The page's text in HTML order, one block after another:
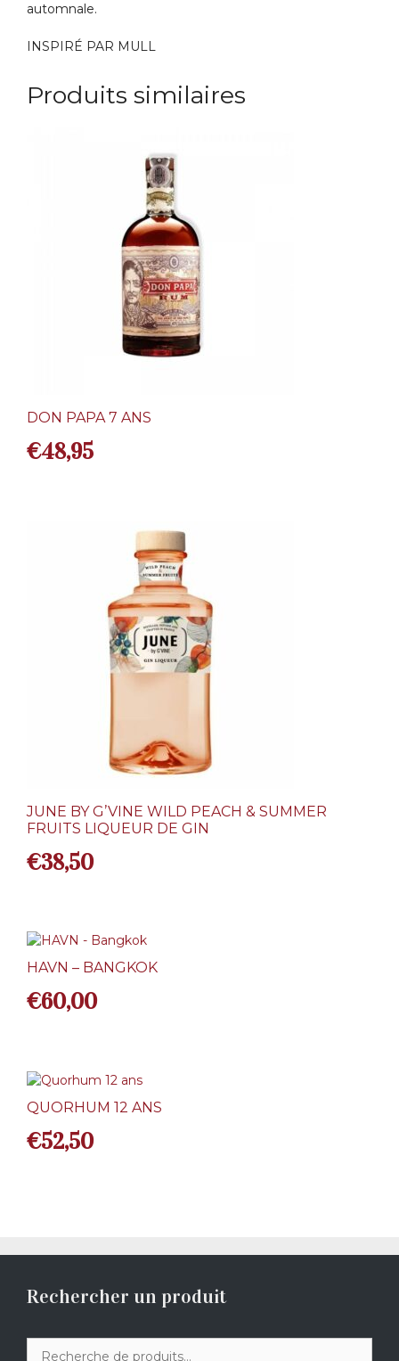
automnale.
INSPIRÉ PAR MULL
Produits similaires
DON PAPA 7 ANS
€48,95
JUNE BY G’VINE WILD PEACH & SUMMER
FRUITS LIQUEUR DE GIN
€38,50
HAVN – BANGKOK
€60,00
QUORHUM 12 ANS
€52,50
Rechercher un produit